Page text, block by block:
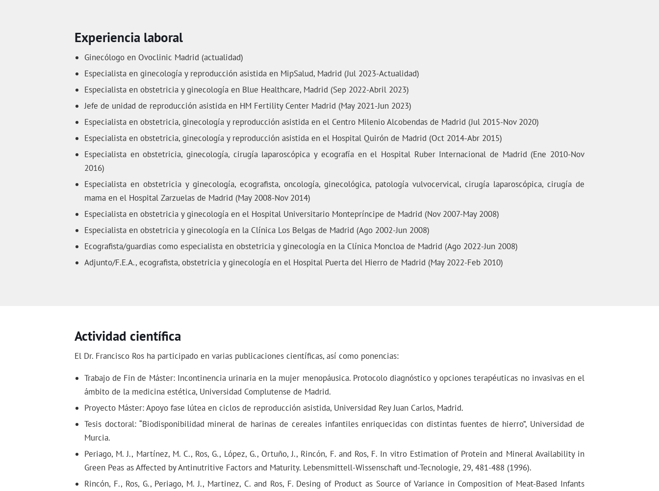
Experiencia laboral
Ginecólogo en Ovoclinic Madrid (actualidad)
Especialista en ginecología y reproducción asistida en MipSalud, Madrid (Jul 2023-Actualidad)
Especialista en obstetricia y ginecología en Blue Healthcare, Madrid (Sep 2022-Abril 2023)
Jefe de unidad de reproducción asistida en HM Fertility Center Madrid (May 2021-Jun 2023)
Especialista en obstetricia, ginecología y reproducción asistida en el Centro Milenio Alcobendas de Madrid (Jul 2015-Nov 2020)
Especialista en obstetricia, ginecología y reproducción asistida en el Hospital Quirón de Madrid (Oct 2014-Abr 2015)
Especialista en obstetricia, ginecología, cirugía laparoscópica y ecografía en el Hospital Ruber Internacional de Madrid (Ene 2010-Nov
2016)
Especialista en obstetricia y ginecología, ecografista, oncología, ginecológica, patología vulvocervical, cirugía laparoscópica, cirugía de
mama en el Hospital Zarzuelas de Madrid (May 2008-Nov 2014)
Especialista en obstetricia y ginecología en el Hospital Universitario Montepríncipe de Madrid (Nov 2007-May 2008)
Especialista en obstetricia y ginecología en la Clínica Los Belgas de Madrid (Ago 2002-Jun 2008)
Ecografista/guardias como especialista en obstetricia y ginecología en la Clínica Moncloa de Madrid (Ago 2022-Jun 2008)
Adjunto/F.E.A., ecografista, obstetricia y ginecología en el Hospital Puerta del Hierro de Madrid (May 2022-Feb 2010)
Actividad científica
El Dr. Francisco Ros ha participado en varias publicaciones científicas, así como ponencias:
Trabajo de Fin de Máster: Incontinencia urinaria en la mujer menopáusica. Protocolo diagnóstico y opciones terapéuticas no invasivas en el
ámbito de la medicina estética, Universidad Complutense de Madrid.
Proyecto Máster: Apoyo fase lútea en ciclos de reproducción asistida, Universidad Rey Juan Carlos, Madrid.
Tesis doctoral: “Biodisponibilidad mineral de harinas de cereales infantiles enriquecidas con distintas fuentes de hierro”, Universidad de
Murcia.
Periago, M. J., Martínez, M. C., Ros, G., López, G., Ortuño, J., Rincón, F. and Ros, F. In vitro Estimation of Protein and Mineral Availability in
Green Peas as Affected by Antinutritive Factors and Maturity. Lebensmittell-Wissenschaft und-Tecnologie, 29, 481-488 (1996).
Rincón, F., Ros, G., Periago, M. J., Martinez, C. and Ros, F. Desing of Product as Source of Variance in Composition of Meat-Based Infants